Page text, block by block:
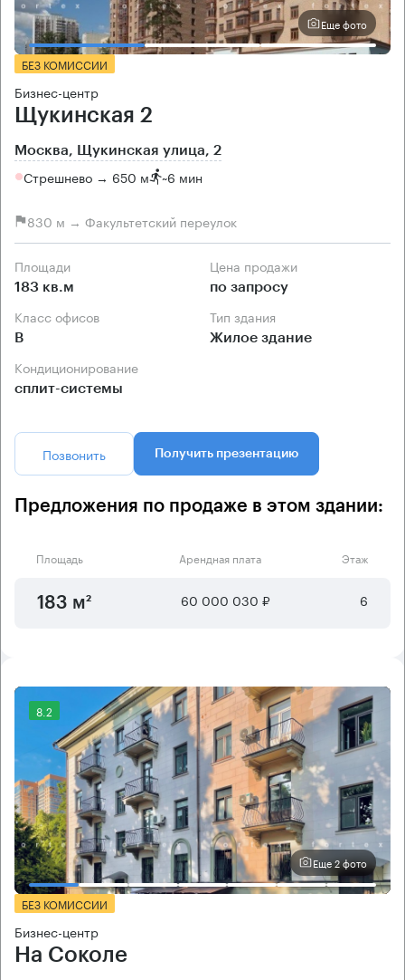
Еще фото
БЕЗ КОМИССИИ
Бизнес-центр
Щукинская 2
Москва, Щукинская улица, 2
Стрешнево → 650 м ~6 мин
830 м → Факультетский переулок
Площади
183 кв.м
Цена продажи
по запросу
Класс офисов
B
Тип здания
Жилое здание
Кондиционирование
сплит-системы
Позвонить Получить презентацию
Предложения по продаже в этом здании:
Площадь Арендная плата Этаж
183 м² 60 000 030 ₽ 6
8.2
Еще 2 фото
БЕЗ КОМИССИИ
Бизнес-центр
На Соколе